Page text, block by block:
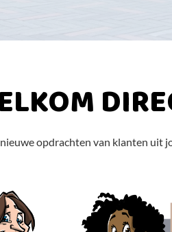
opdrachten van klanten uit